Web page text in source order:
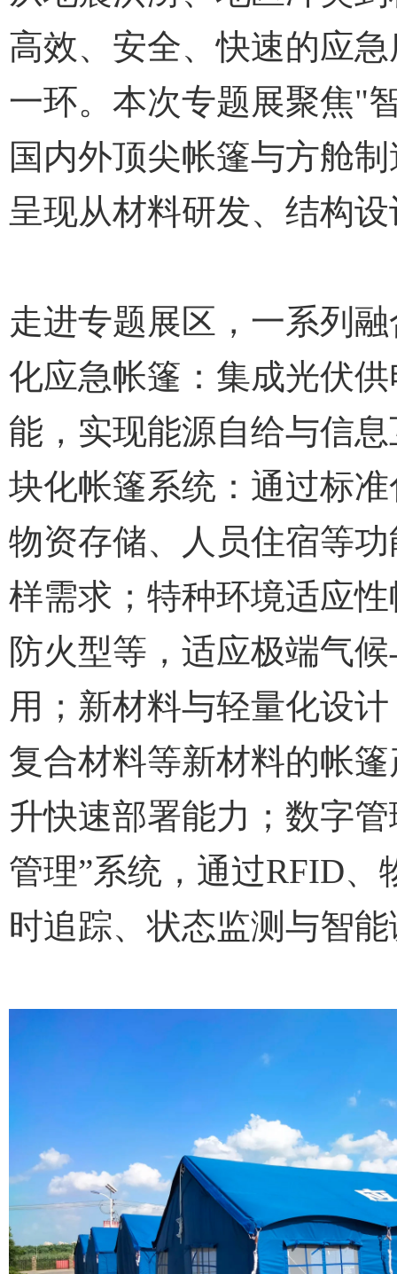
高效、安全、快速的应
一环。本次专题展聚焦"
国内外顶尖帐篷与方舱
呈现从材料研发、结构
走进专题展区，一系列
化应急帐篷：集成光伏
能，实现能源自给与信
块化帐篷系统：通过标
物资存储、人员住宿等
样需求；特种环境适应
防火型等，适应极端气
用；新材料与轻量化设
复合材料等新材料的帐
升快速部署能力；数字
管理”系统，通过RFID、
时追踪、状态监测与智